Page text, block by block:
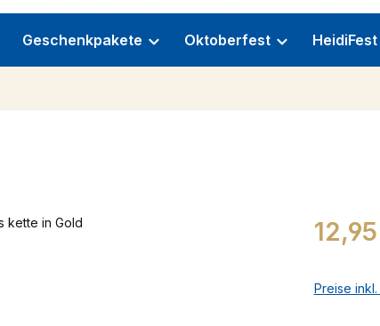
Geschenkpakete Oktoberfest
Regulärer
Preise